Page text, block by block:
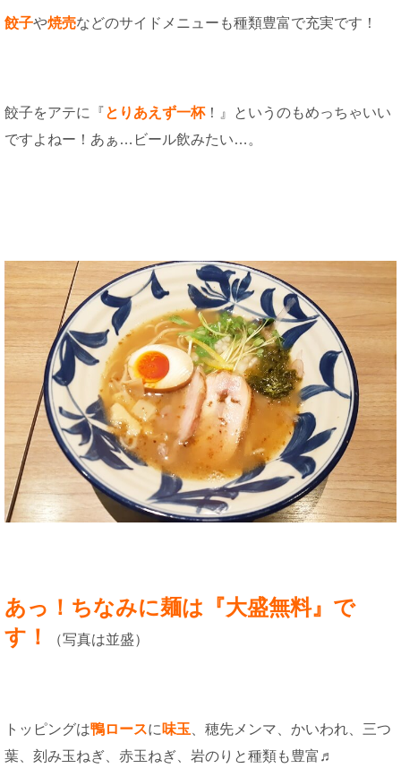
餃子や焼売などのサイドメニューも種類豊富で充実です！
餃子をアテに『とりあえず一杯！』というのもめっちゃいい
ですよねー！あぁ…ビール飲みたい…。
あっ！ちなみに麺は『大盛無料』で
す！
（写真は並盛）
トッピングは鴨ロースに 味玉 、穂先メンマ、かいわれ、三つ
葉、刻み玉ねぎ、赤玉ねぎ、岩のりと種類も豊富♬